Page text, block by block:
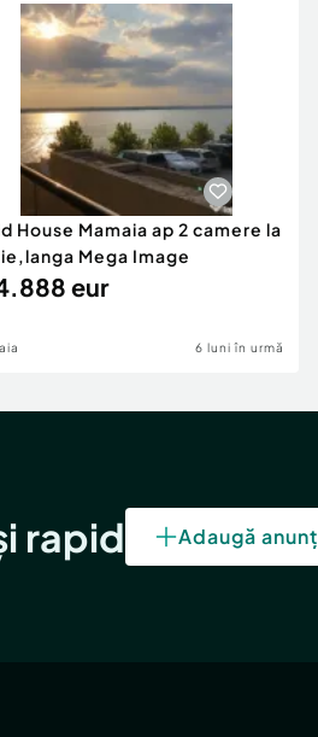
House Mamaia ap 2 camere la
Mega Image
eur
6 luni în urmă
rapid Adaugă anunț